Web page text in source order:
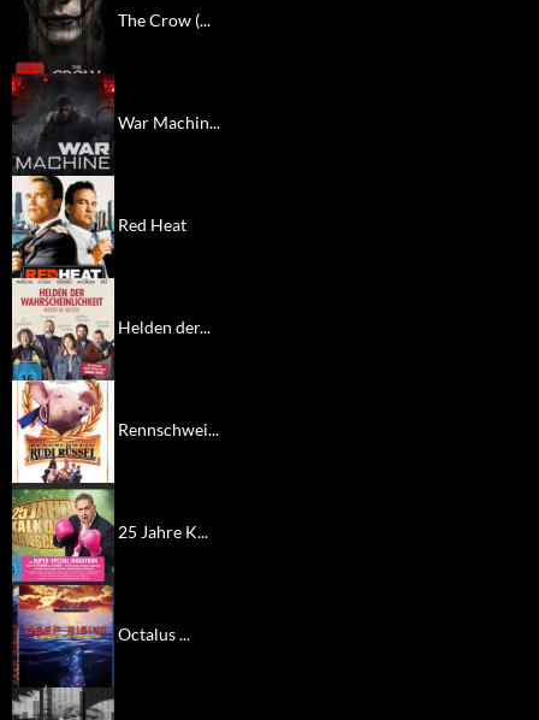
The Crow (...
War Machin...
Red Heat
Helden der...
Rennschwei...
25 Jahre K...
Octalus ...